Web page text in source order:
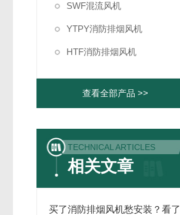
SWF混流风机
YTPY消防排烟风机
HTF消防排烟风机
查看全部产品 >>
TECHNICAL ARTICLES
相关文章
买了消防排烟风机愁安装？看了